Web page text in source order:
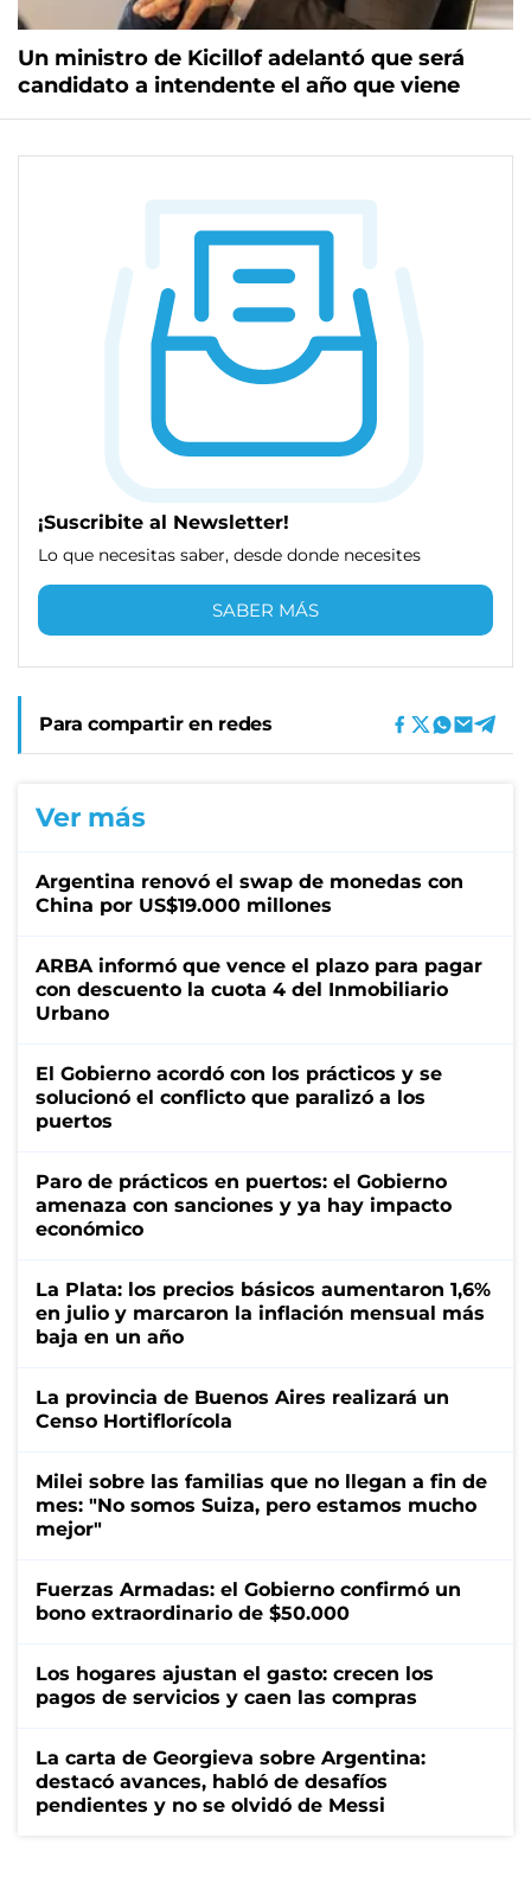
Un ministro de Kicillof adelantó que será
candidato a intendente el año que viene
¡Suscribite al Newsletter!
Lo que necesitas saber, desde donde necesites
SABER MÁS
Para compartir en redes
Ver más
Argentina renovó el swap de monedas con
China por US$19.000 millones
ARBA informó que vence el plazo para pagar
con descuento la cuota 4 del Inmobiliario
Urbano
El Gobierno acordó con los prácticos y se
solucionó el conflicto que paralizó a los
puertos
Paro de prácticos en puertos: el Gobierno
amenaza con sanciones y ya hay impacto
económico
La Plata: los precios básicos aumentaron 1,6%
en julio y marcaron la inflación mensual más
baja en un año
La provincia de Buenos Aires realizará un
Censo Hortiflorícola
Milei sobre las familias que no llegan a fin de
mes: "No somos Suiza, pero estamos mucho
mejor"
Fuerzas Armadas: el Gobierno confirmó un
bono extraordinario de $50.000
Los hogares ajustan el gasto: crecen los
pagos de servicios y caen las compras
La carta de Georgieva sobre Argentina:
destacó avances, habló de desafíos
pendientes y no se olvidó de Messi